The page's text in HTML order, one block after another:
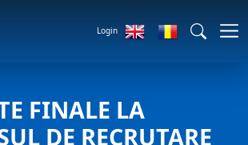
Login
FINALE LA
DE RECRUTARE